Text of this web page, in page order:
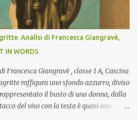
Analisi di Francesca Giangravè,
IN WORDS
Francesca Giangravè , classe 1 A, Cascina
raffigura uno sfondo azzurro, diviso
il busto di una donna, dalla
del viso con la testa è quasi uno